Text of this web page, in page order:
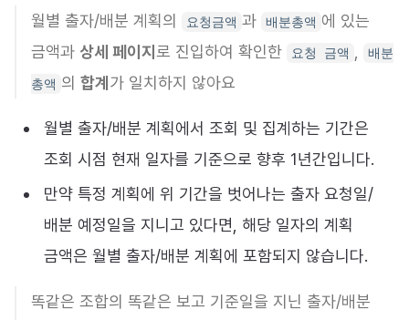
월별 출자/배분 계획의 요청금액 과 배분총액 에 있는
금액과 상세 페이지 로 진입하여 확인한 요청 금액 배분
총액 의 합계 가 일치하지 않아요
월별 출자/배분 계획에서 조회 및 집계하는 기간은
조회 시점 현재 일자를 기준으로 향후 1년간입니다.
만약 특정 계획에 위 기간을 벗어나는 출자 요청일/
배분 예정일을 지니고 있다면, 해당 일자의 계획
금액은 월별 출자/배분 계획에 포함되지 않습니다.
똑같은 조합의 똑같은 보고 기준일을 지닌 출자/배분